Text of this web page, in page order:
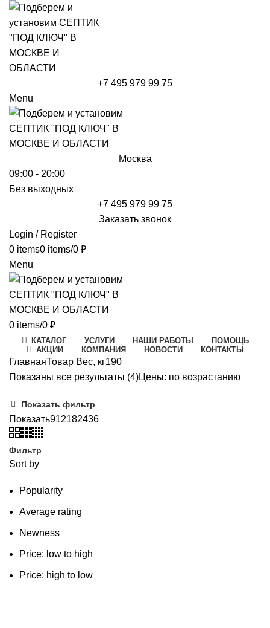
+7 495 979 99 75
Menu
Москва
09:00 - 20:00
Без выходных
+7 495 979 99 75
Заказать звонок
Login / Register
0 items0 items/0 ₽
Menu
0 items/0 ₽
КАТАЛОГ УСЛУГИ НАШИ РАБОТЫ
ПОМОЩЬ
АКЦИИ
КОМПАНИЯ НОВОСТИ КОНТАКТЫ
ГлавнаяТовар Вес, кг190
Показаны все результаты (4)Цены: по возрастанию
Показать фильтр
Показать912182436
Фильтр
Sort by
Popularity
Average rating
Newness
Price: low to high
Price: high to low